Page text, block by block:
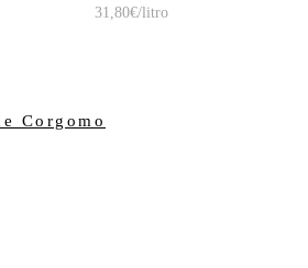
31,80€/litro
Corgomo